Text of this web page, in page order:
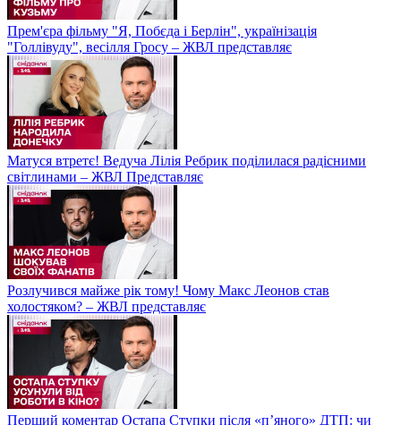
Прем'єра фільму "Я, Побєда і Берлін", українізація
"Голлівуду", весілля Гросу – ЖВЛ представляє
Матуся втретє! Ведуча Лілія Ребрик поділилася радісними
світлинами – ЖВЛ Представляє
Розлучився майже рік тому! Чому Макс Леонов став
холостяком? – ЖВЛ представляє
Перший коментар Остапа Ступки після «п’яного» ДТП: чи